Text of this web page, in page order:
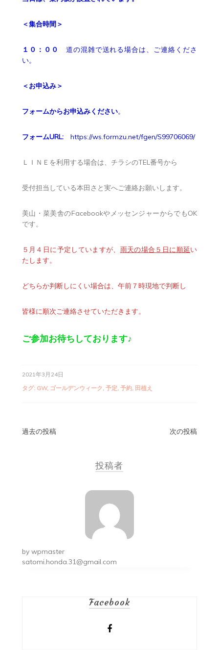
＜集合時間＞
１０：００ 道の混雑で送れる場合は、ご連絡くださ
い。
＜お申込み＞
フォームからお申込みください。
フォームURL: https://ws.formzu.net/fgen/S99706069/
ＬＩＮＥを利用する場合は、チラシのTEL番号から
受付担当している本田さと実へご連絡お願いします。
美山・菜美舎のFacebookやメッセンジャーからでもOK
です。
５月４日に予定していますが、 雨天の場合５日に順延い
たします。
どちらか判断しにくい場合は、午前７時現地で判断し
皆様に順次ご連絡させていただきます。
ご参加お待ちしております♪
2021年3月24日
タグ: GW, ゴールデンウィーク, 予定, 予約, 田植え
投
シ
ョ
過去の投稿 次の投稿
投稿者
by wpmaster
satomi.honda.31@gmail.com
Facebook